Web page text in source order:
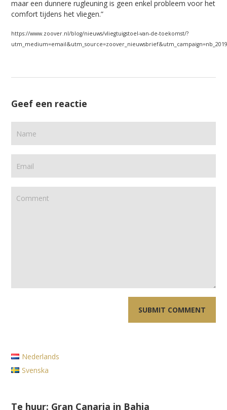
maar een dunnere rugleuning is geen enkel probleem voor het
comfort tijdens het vliegen.”
https://www.zoover.nl/blog/nieuws/vliegtuigstoel-van-de-toekomst/?
Geef een reactie
Nederlands
Svenska
Te huur: Gran Canaria in Bahia